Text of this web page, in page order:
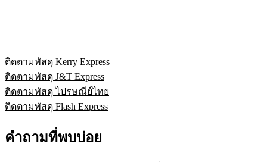
ติดตามพัสดุ Kerry Express
ติดตามพัสดุ J&T Express
ติดตามพัสดุ ไปรษณีย์ไทย
ติดตามพัสดุ Flash Express
คำถามที่พบบ่อย